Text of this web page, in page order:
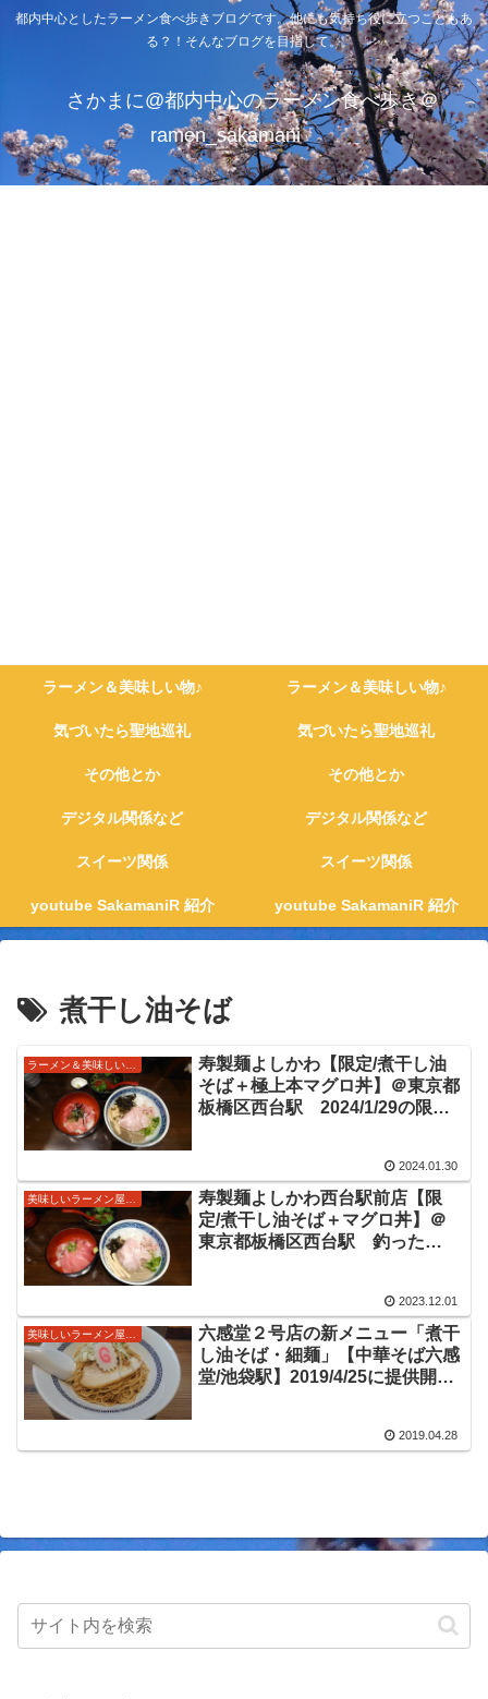
都内中心としたラーメン食べ歩きブログです。他にも気持ち役に立つこともあ
る？！そんなブログを目指して。
さかまに@都内中心のラーメン食べ歩き＠
ramen_sakamani
ラーメン＆美味しい物♪ ラーメン＆美味しい物♪
気づいたら聖地巡礼 気づいたら聖地巡礼
その他とか その他とか
デジタル関係など デジタル関係など
スイーツ関係 スイーツ関係
youtube SakamaniR 紹介 youtube SakamaniR 紹介
煮干し油そば
寿製麺よしかわ【限定/煮干し油
そば＋極上本マグロ丼】＠東京都
板橋区西台駅 2024/1/29の限定
る本マグロが美味しいサイドメニ
ューで大満足な組み合わせをいた
だきました。
2024.01.30
美味しいラーメン屋さん
寿製麺よしかわ西台駅前店【限
定/煮干し油そば＋マグロ丼】＠
東京都板橋区西台駅 釣った
煮干しの旨味が太めのもちっと麺
を見事にコーティング！美味しい
油そばをいただきました。
2023.12.01
六感堂２号店の新メニュー「煮干
し油そば・細麺」【中華そば六感
堂/池袋駅】2019/4/25に提供開始
2019.04.28